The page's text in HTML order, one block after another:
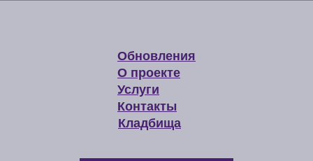
Обновления
О проекте
Услуги
Контакты
Кладбища